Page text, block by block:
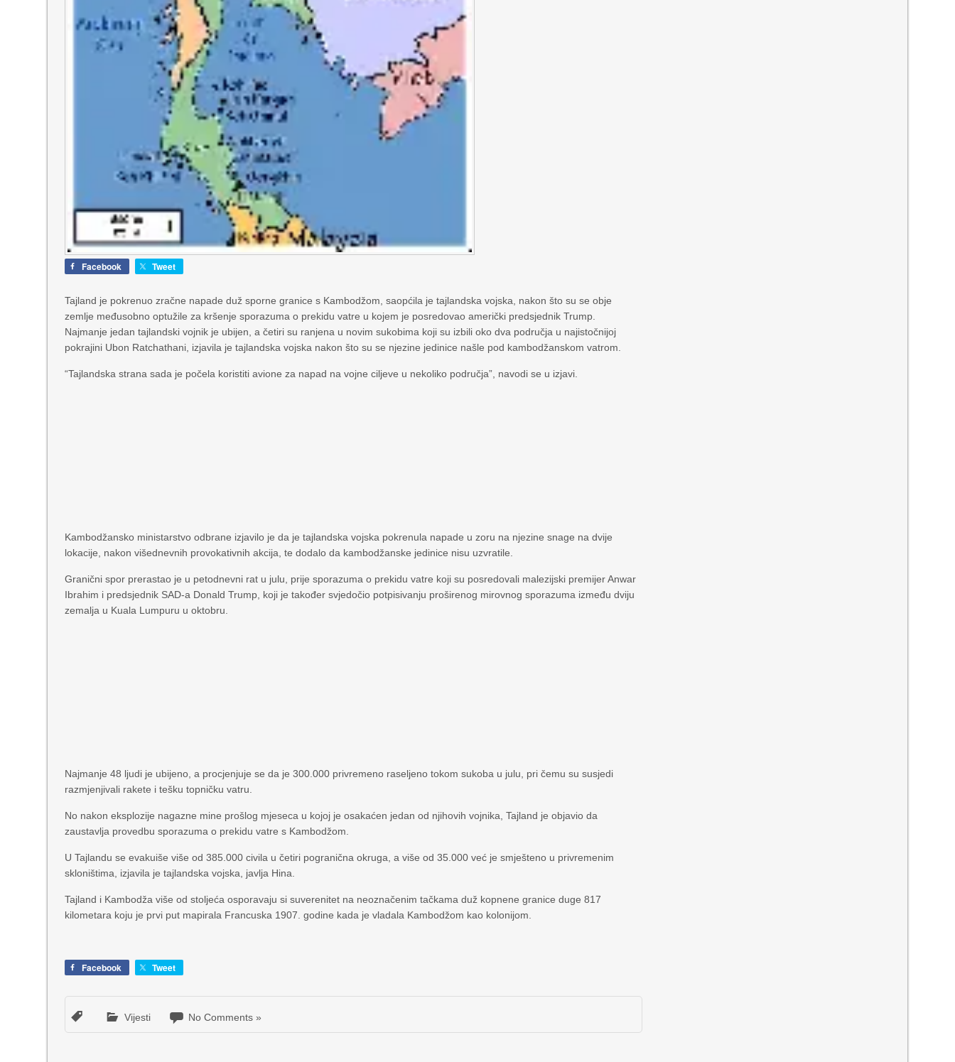
Facebook Tweet
Tajland je pokrenuo zračne napade duž sporne granice s Kambodžom, saopćila je tajlandska vojska, nakon što su se obje
zemlje međusobno optužile za kršenje sporazuma o prekidu vatre u kojem je posredovao američki predsjednik Trump.
Najmanje jedan tajlandski vojnik je ubijen, a četiri su ranjena u novim sukobima koji su izbili oko dva područja u najistočnijoj
pokrajini Ubon Ratchathani, izjavila je tajlandska vojska nakon što su se njezine jedinice našle pod kambodžanskom vatrom.
“Tajlandska strana sada je počela koristiti avione za napad na vojne ciljeve u nekoliko područja”, navodi se u izjavi.
Kambodžansko ministarstvo odbrane izjavilo je da je tajlandska vojska pokrenula napade u zoru na njezine snage na dvije
lokacije, nakon višednevnih provokativnih akcija, te dodalo da kambodžanske jedinice nisu uzvratile.
Granični spor prerastao je u petodnevni rat u julu, prije sporazuma o prekidu vatre koji su posredovali malezijski premijer Anwar
Ibrahim i predsjednik SAD-a Donald Trump, koji je također svjedočio potpisivanju proširenog mirovnog sporazuma između dviju
zemalja u Kuala Lumpuru u oktobru.
Najmanje 48 ljudi je ubijeno, a procjenjuje se da je 300.000 privremeno raseljeno tokom sukoba u julu, pri čemu su susjedi
razmjenjivali rakete i tešku topničku vatru.
No nakon eksplozije nagazne mine prošlog mjeseca u kojoj je osakaćen jedan od njihovih vojnika, Tajland je objavio da
zaustavlja provedbu sporazuma o prekidu vatre s Kambodžom.
U Tajlandu se evakuiše više od 385.000 civila u četiri pogranična okruga, a više od 35.000 već je smješteno u privremenim
skloništima, izjavila je tajlandska vojska, javlja Hina.
Tajland i Kambodža više od stoljeća osporavaju si suverenitet na neoznačenim tačkama duž kopnene granice duge 817
kilometara koju je prvi put mapirala Francuska 1907. godine kada je vladala Kambodžom kao kolonijom.
Facebook Tweet
Vijesti No Comments »